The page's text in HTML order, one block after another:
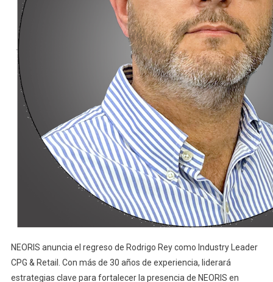
NEORIS anuncia el regreso de Rodrigo Rey como Industry Leader
CPG & Retail. Con más de 30 años de experiencia, liderará
estrategias clave para fortalecer la presencia de NEORIS en